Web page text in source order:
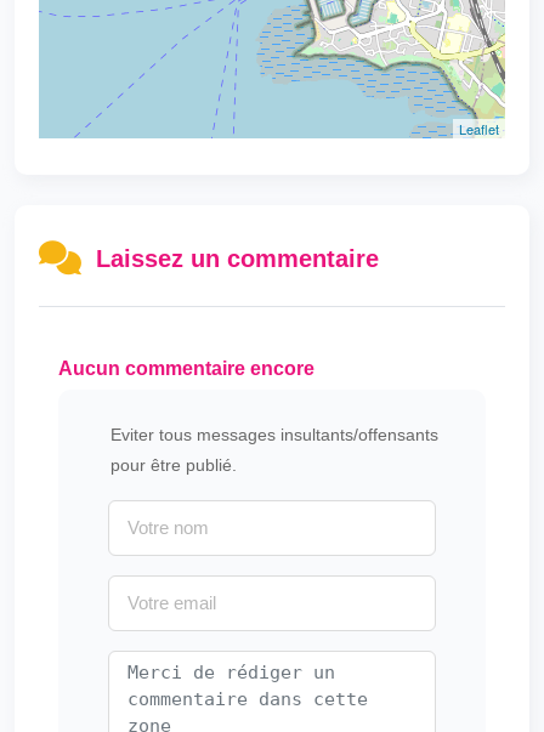
Leaflet
Laissez un commentaire
Aucun commentaire encore
Eviter tous messages insultants/offensants
pour être publié.